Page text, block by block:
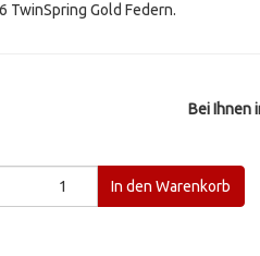
TwinSpring Gold Federn.
Bei Ihnen
In den Warenkorb